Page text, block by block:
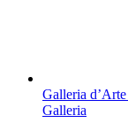
Galleria
Galleria